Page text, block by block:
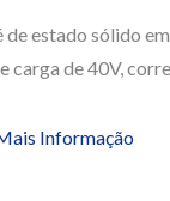
de estado sólido
carga de 40V,
Informação